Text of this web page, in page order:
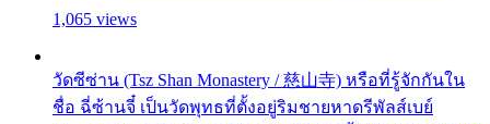
1,065 views
วัดซีซ่าน (Tsz Shan Monastery / 慈山寺) หรือที่รู้จักกันใน
ชื่อ ฉี่ซ้านจี๋ เป็นวัดพุทธที่ตั้งอยู่ริมชายหาดรีพัลส์เบย์